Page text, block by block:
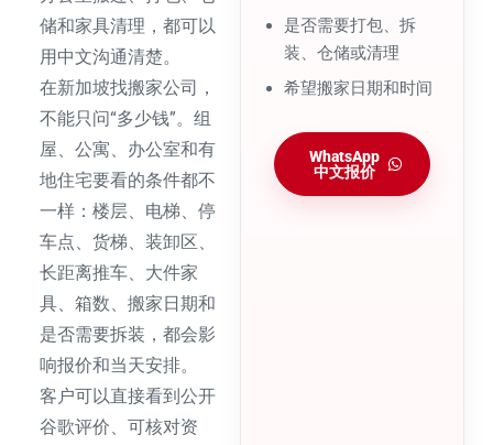
储和家具清理，都可以
用中文沟通清楚。
在新加坡找搬家公司，
不能只问“多少钱”。组
屋、公寓、办公室和有
地住宅要看的条件都不
一样：楼层、电梯、停
车点、货梯、装卸区、
长距离推车、大件家
具、箱数、搬家日期和
是否需要拆装，都会影
响报价和当天安排。
客户可以直接看到公开
谷歌评价、可核对资
是否需要打包、拆
装、仓储或清理
希望搬家日期和时间
WhatsApp
中文报价